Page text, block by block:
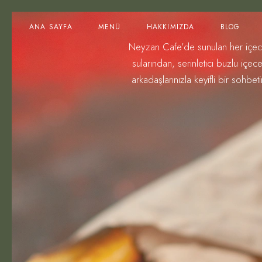
ANA SAYFA MENÜ
Yiyecekler
HAKKIMIZDA BLOG
Yiyecekler
İçeceklerNeyzan Cafe’de sunulan her
sularından, serinletici buzlu
arkadaşlarınızla keyifli bir